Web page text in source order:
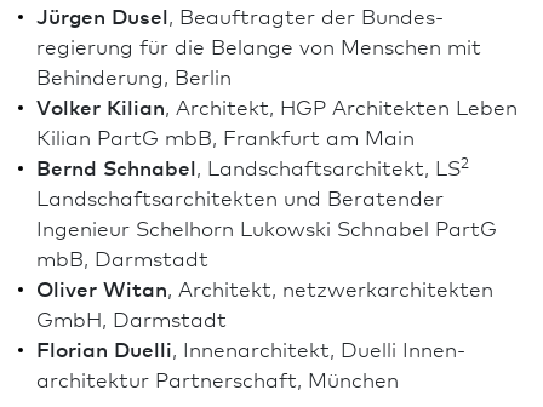
Jürgen Dusel, Beauftragter der Bundes­
regierung für die Belange von Menschen mit
Behinderung, Berlin
Volker Kilian, Architekt, HGP Architekten Leben
Kilian PartG mbB, Frank­furt am Main
Bernd Schnabel, Landschafts­architekt, LS2
Landschafts­architekten und Beratender
Ingenieur Schelhorn Lukowski Schnabel PartG
mbB, Darm­stadt
Oliver Witan, Architekt, netzwerkarchitekten
GmbH, Darm­stadt
Florian Duelli, Innen­architekt, Duelli Innen­
architektur Partnerschaft, München